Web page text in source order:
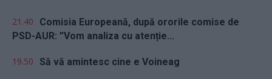
21.40
Comisia Europeană, după ororile comise de
PSD-AUR: ”Vom analiza cu atenție...
19.50 Să vă amintesc cine e Voineag